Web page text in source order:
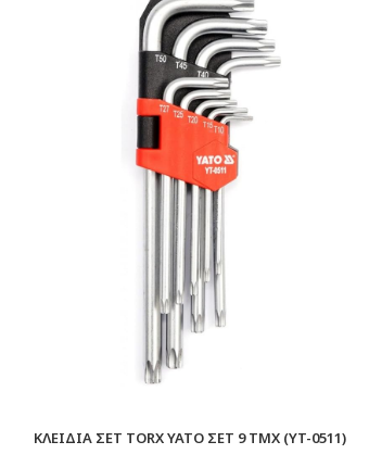
ΚΛΕΙΔΙΑ ΣΕΤ TORX YATO ΣΕΤ 9 ΤΜΧ (YT-0511)